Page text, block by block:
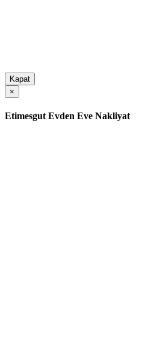
Kapat
×
Etimesgut Evden Eve Nakliyat